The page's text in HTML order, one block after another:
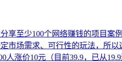
享至少100个网络赚钱的项目案
市场需求、可行性的玩法，所
人涨价10元（目前39.9，已从